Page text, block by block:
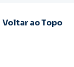
Voltar ao Topo